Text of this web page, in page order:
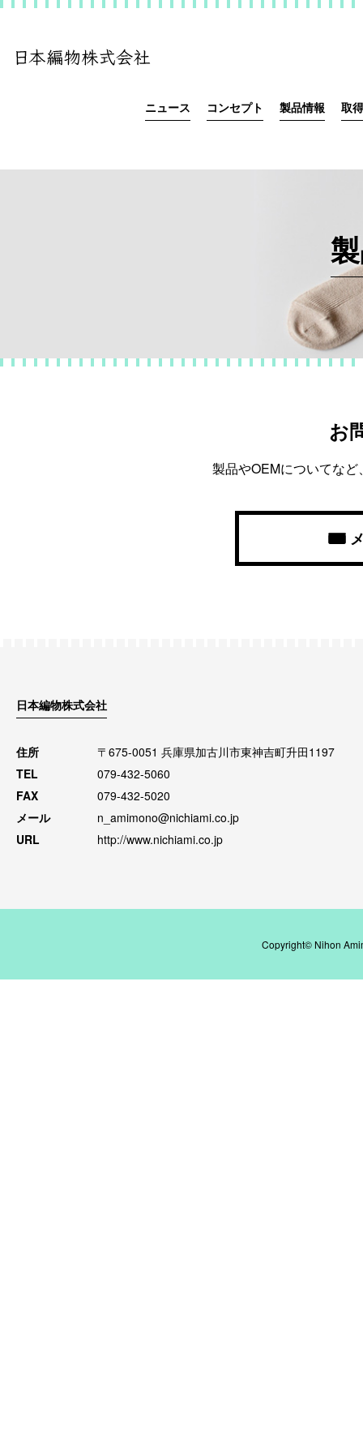
ニュース コンセプト 製品情報 取
お
製品やOEMについてな
日本編物株式会社
住所
〒675-0051 兵庫県加古川市東神吉町升田1197
TEL
079-432-5060
FAX
079-432-5020
メール
n_amimono@nichiami.co.jp
URL
http://www.nichiami.co.jp
Copyright© Nihon